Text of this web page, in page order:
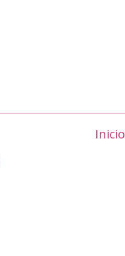
Inicio